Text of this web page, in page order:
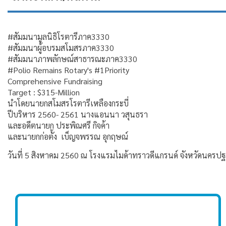
#สัมมนามูลนิธิโรตารีภาค3330
#สัมมนาผู้อบรมสโมสรภาค3330
#สัมมนาภาพลักษณ์สาธารณะภาค3330
#Polio Remains Rotary's #1Priority
Comprehensive Fundraising
Target : $315-Million
นำโดยนายกสโมสรโรตารีเหลืองกระบี่
ปีบริหาร 2560- 2561 นางแอนนา วสุนธรา
และอดีตนายก ประพิณศรี กิจค้า
และนายกก่อตั้ง เบ็ญจพรรณ อุกฤษณ์
วันที่ 5 สิงหาคม 2560 ณ โรงแรมไมด้าทราวดีแกรนด์ จังหวัดนครป